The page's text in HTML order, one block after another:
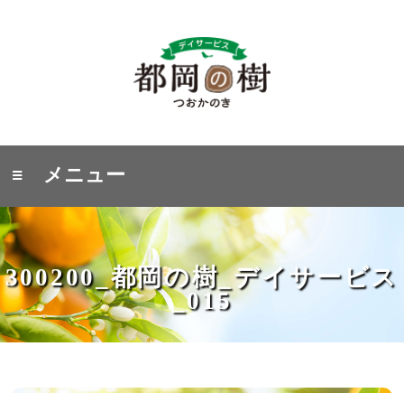
≡ メニュー
300200_都岡の樹_デイサービス
_015